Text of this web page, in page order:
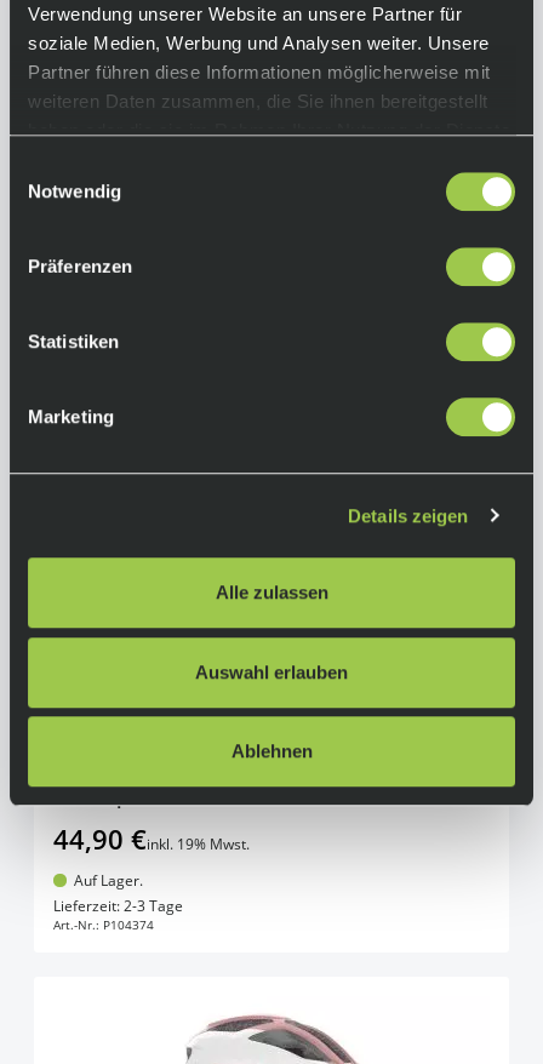
Verwendung unserer Website an unsere Partner für
soziale Medien, Werbung und Analysen weiter. Unsere
Partner führen diese Informationen möglicherweise mit
weiteren Daten zusammen, die Sie ihnen bereitgestellt
haben oder die sie im Rahmen Ihrer Nutzung der Dienste
Notwendig
Präferenzen
Statistiken
Marketing
Details zeigen
Alle zulassen
Auswahl erlauben
Ablehnen
Scott Supra Mips Junior Helm Lilac Purple
Art.-Nr.:
Scott Spunto Kid Helm 46-52cm
44,90 €inkl. 19% Mwst.
Auf Lager.
Lieferzeit: 2-3 Tage
Art.-Nr.: P104374